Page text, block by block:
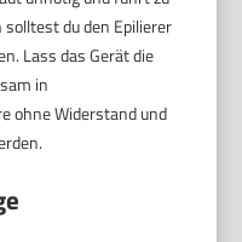
du den Epilierer
Lass das Gerät die
in
ohne Widerstand und